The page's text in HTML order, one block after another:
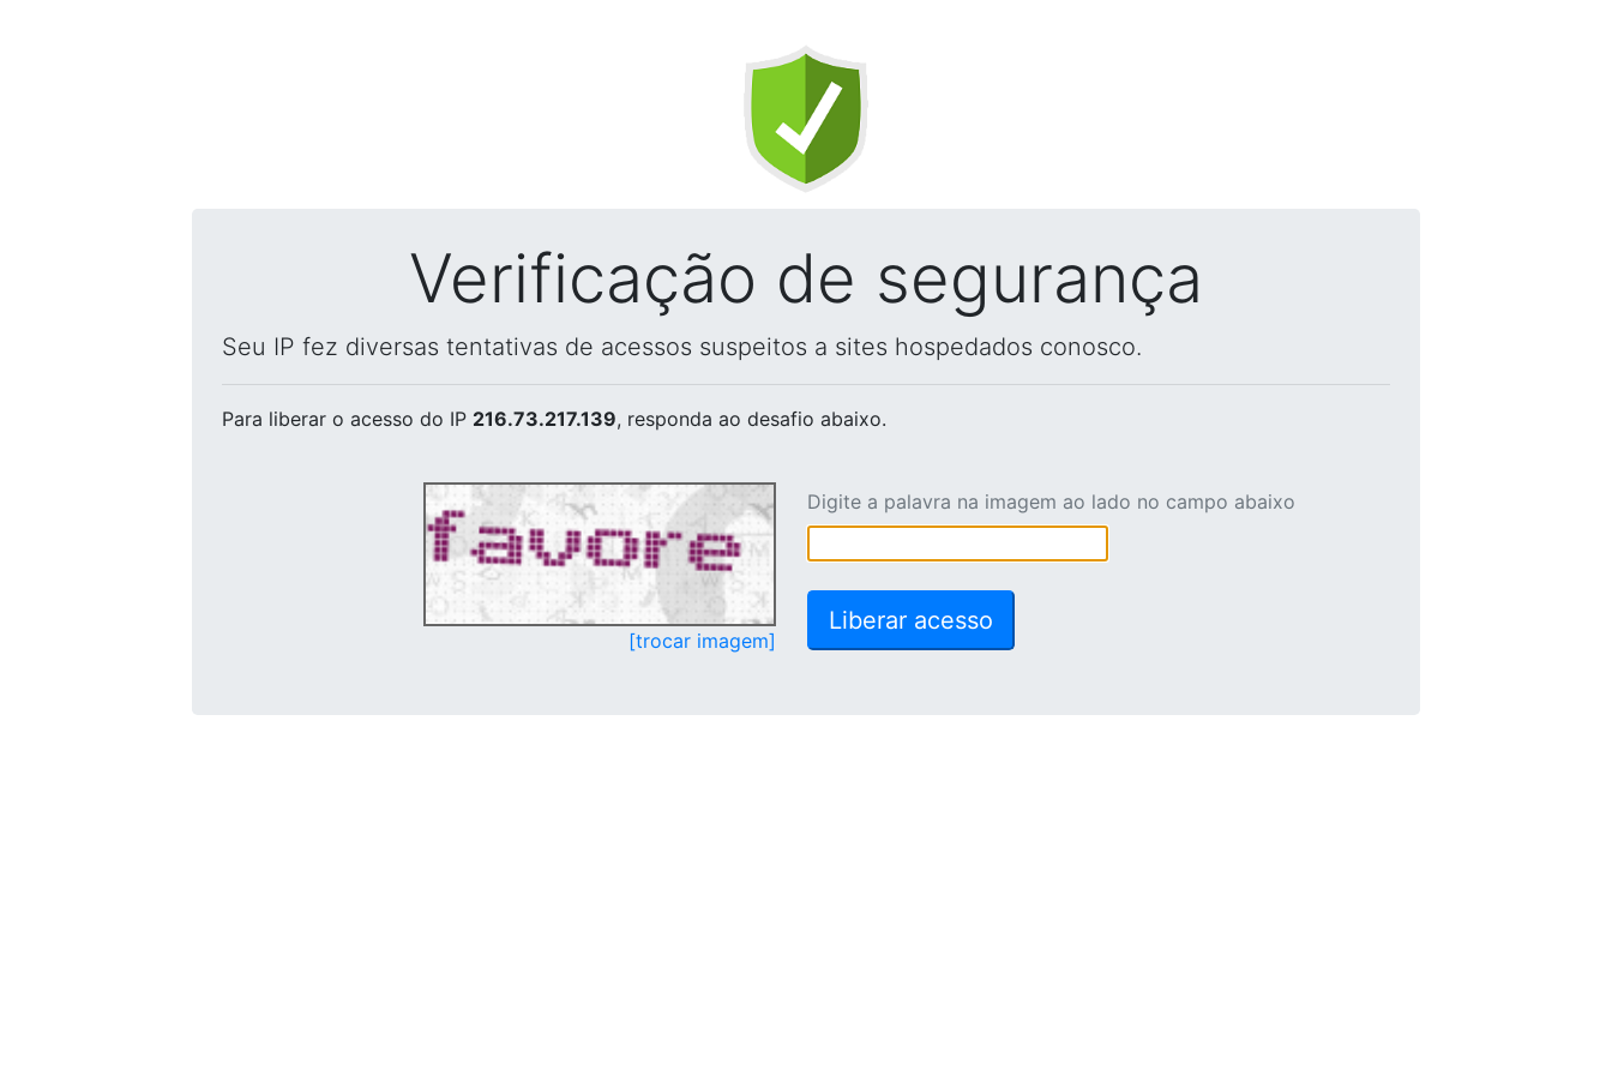
Verificação de segurança
Seu IP fez diversas tentativas de acessos suspeitos a sites hospedados conosco.
Para liberar o acesso do IP 216.73.217.139, responda ao desafio abaixo.
[trocar imagem]
Digite a palavra na imagem ao lado no campo abaixo